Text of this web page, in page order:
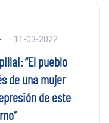
11-03-2022
“El pueblo
de una mujer
de este